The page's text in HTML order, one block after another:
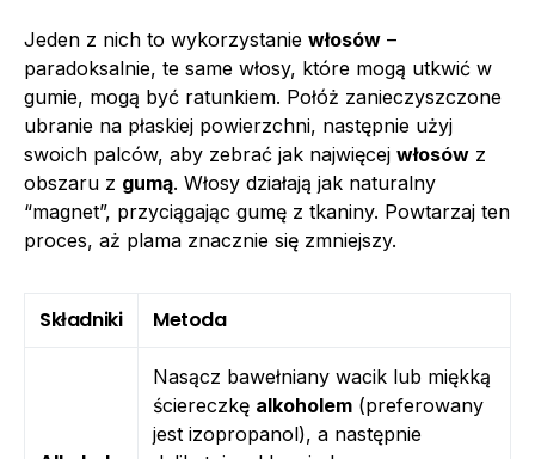
Jeden z nich to wykorzystanie włosów –
paradoksalnie, te same włosy, które mogą utkwić w
gumie, mogą być ratunkiem. Połóż zanieczyszczone
ubranie na płaskiej powierzchni, następnie użyj
swoich palców, aby zebrać jak najwięcej włosów z
obszaru z gumą. Włosy działają jak naturalny
“magnet”, przyciągając gumę z tkaniny. Powtarzaj ten
proces, aż plama znacznie się zmniejszy.
Składniki Metoda
Nasącz bawełniany wacik lub miękką
ściereczkę alkoholem (preferowany
jest izopropanol), a następnie